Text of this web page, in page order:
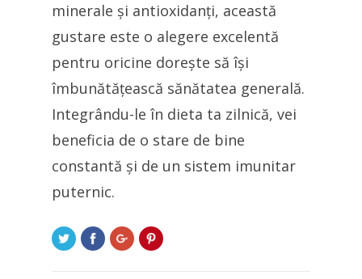
minerale și antioxidanți, această
gustare este o alegere excelentă
pentru oricine dorește să își
îmbunătățească sănătatea generală.
Integrându-le în dieta ta zilnică, vei
beneficia de o stare de bine
constantă și de un sistem imunitar
puternic.